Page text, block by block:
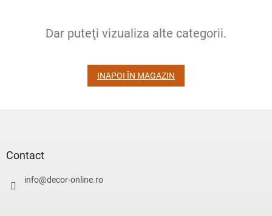
Dar puteţi vizualiza alte categorii.
INAPOI ÎN MAGAZIN
Contact
info@decor-online.ro